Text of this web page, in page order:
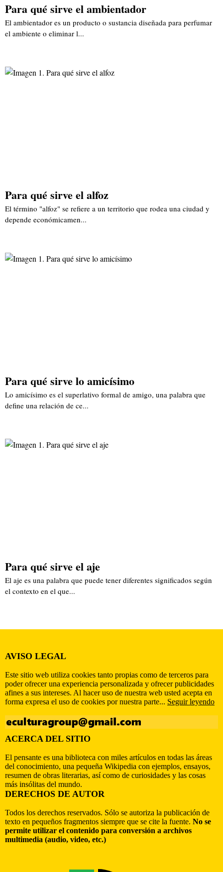
Para qué sirve el ambientador
El ambientador es un producto o sustancia diseñada para perfumar
el ambiente o eliminar l...
Para qué sirve el alfoz
El término "alfoz" se refiere a un territorio que rodea una ciudad y
depende económicamen...
Para qué sirve lo amicísimo
Lo amicísimo es el superlativo formal de amigo, una palabra que
define una relación de ce...
Para qué sirve el aje
El aje es una palabra que puede tener diferentes significados según
el contexto en el que...
AVISO LEGAL
Este sitio web utiliza cookies tanto propias como de terceros para
poder ofrecer una experiencia personalizada y ofrecer publicidades
afines a sus intereses. Al hacer uso de nuestra web usted acepta en
forma expresa el uso de cookies por nuestra parte... Seguir leyendo
ACERCA DEL SITIO
El pensante es una biblioteca con miles artículos en todas las áreas
del conocimiento, una pequeña Wikipedia con ejemplos, ensayos,
resumen de obras literarias, así como de curiosidades y las cosas
más insólitas del mundo.
DERECHOS DE AUTOR
Todos los derechos reservados. Sólo se autoriza la publicación de
texto en pequeños fragmentos siempre que se cite la fuente. No se
permite utilizar el contenido para conversión a archivos
multimedia (audio, video, etc.)